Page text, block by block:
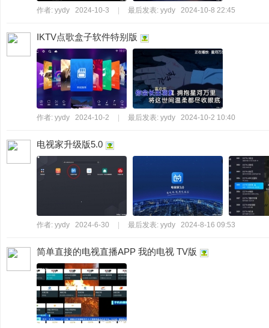
作者: yydy 2024-10-3 最后发表: yydy 2024-10-8 22:45
IKTV点歌盒子软件特别版
作者: yydy 2024-10-2 最后发表: yydy 2024-10-2 10:40
电视家升级版5.0
作者: yydy 2024-6-30 最后发表: yydy 2024-8-16 09:53
简单直接的电视直播APP 我的电视 TV版